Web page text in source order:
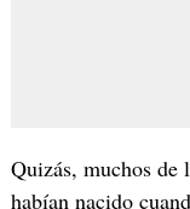
Quizás, muchos de
habían nacido